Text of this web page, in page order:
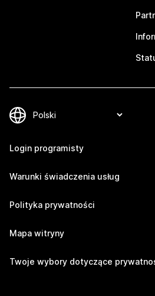
Login programisty
Warunki świadczenia usług
Polityka prywatności
Mapa witryny
Twoje wybory dotyczące